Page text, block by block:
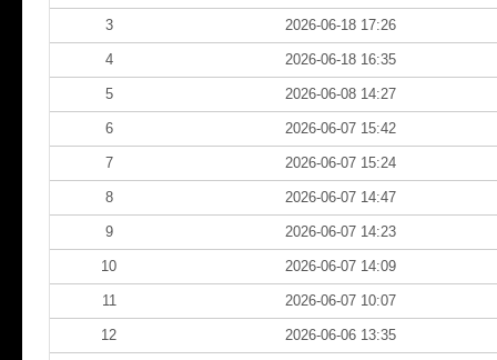
3 2026-06-18 17:26
4 2026-06-18 16:35
5 2026-06-08 14:27
6 2026-06-07 15:42
7 2026-06-07 15:24
8 2026-06-07 14:47
9 2026-06-07 14:23
10 2026-06-07 14:09
11 2026-06-07 10:07
12 2026-06-06 13:35